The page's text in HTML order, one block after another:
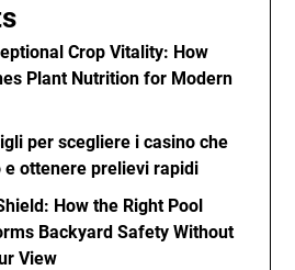
Crop Vitality: How
Plant Nutrition for Modern
per scegliere i casino che
e ottenere prelievi rapidi
How the Right Pool
Backyard Safety Without
View